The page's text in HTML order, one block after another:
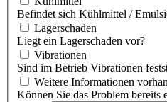
Befindet sich Kühlmittel /
Lagerschaden
Liegt ein Lagerschaden vor?
Vibrationen
Sind im Betrieb Vibrationen
Weitere Informationen
Können Sie das Problem bereits